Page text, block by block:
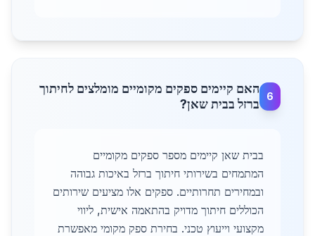
6
האם קיימים ספקים מקומיים מומלצים לחיתוך
ברזל בבית שאן?
בבית שאן קיימים מספר ספקים מקומיים
המתמחים בשירותי חיתוך ברזל באיכות גבוהה
ובמחירים תחרותיים. ספקים אלו מציעים שירותים
הכוללים חיתוך מדויק בהתאמה אישית, ליווי
מקצועי וייעוץ טכני. בחירת ספק מקומי מאפשרת